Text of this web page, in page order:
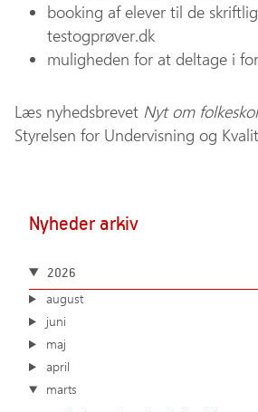
booking af elever til de
testogprøver.dk
muligheden for at deltage i
Læs nyhedsbrevet Nyt om
Styrelsen for Undervisning og
Nyheder arkiv
2026
august
juni
maj
april
marts